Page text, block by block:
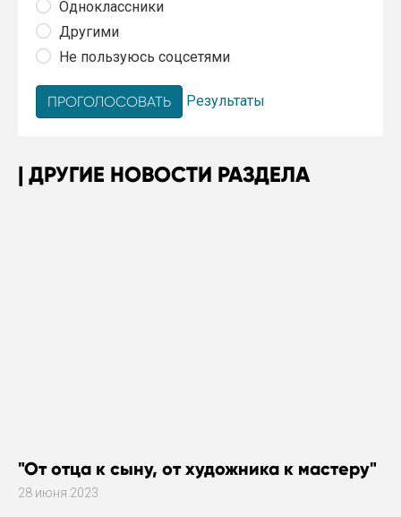
Одноклассники
Другими
Не пользуюсь соцсетями
Результаты
ДРУГИЕ НОВОСТИ РАЗДЕЛА
"От отца к сыну, от художника к мастеру"
28 июня 2023